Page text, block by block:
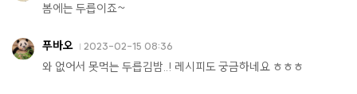
봄에는 두릅이죠~
푸바오 2023-02-15 08:36
와 없어서 못먹는 두릅김밤..! 레시피도 궁금하네요 ㅎㅎㅎ